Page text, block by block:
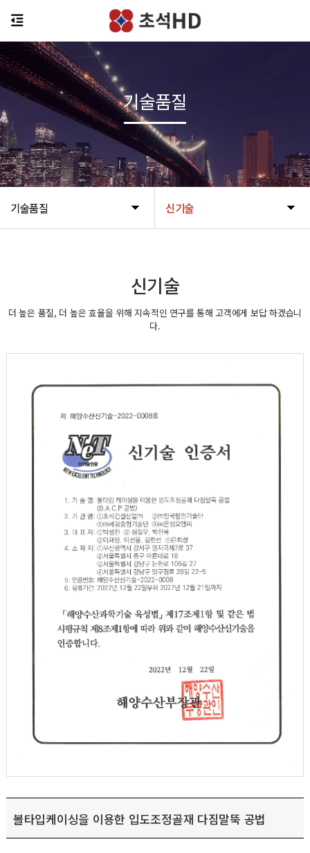
기술품질 신기술
기술품질
신기술
더 높은 품질, 더 높은 효율을 위해 지속적인 연구를 통해 고객에게 보답 하겠습니
다.
볼타입케이싱을 이용한 입도조정골재 다짐말뚝 공법